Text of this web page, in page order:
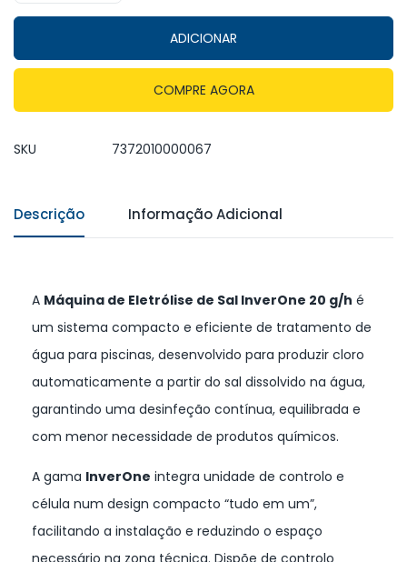
ADICIONAR
COMPRE AGORA
SKU 7372010000067
Descrição Informação Adicional
A Máquina de Eletrólise de Sal InverOne 20 g/h é
um sistema compacto e eficiente de tratamento de
água para piscinas, desenvolvido para produzir cloro
automaticamente a partir do sal dissolvido na água,
garantindo uma desinfeção contínua, equilibrada e
com menor necessidade de produtos químicos.
A gama InverOne integra unidade de controlo e
célula num design compacto “tudo em um”,
facilitando a instalação e reduzindo o espaço
necessário na zona técnica. Dispõe de controlo